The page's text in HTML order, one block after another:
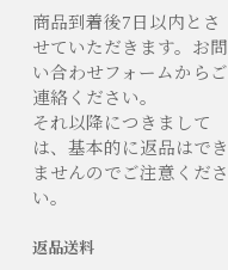
商品到着後7日以内とさ
せていただきます。お問
い合わせフォームからご
連絡ください。
それ以降につきまして
は、基本的に返品はでき
ませんのでご注意くださ
い。
返品送料